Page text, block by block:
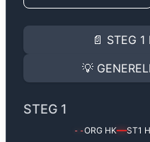
📄 STEG 1
INFORMATION
Steg 1
Effekten ökar från175
(+30 hk & +50 Nm).
Ger mer effekt, högre
Steg 1
💡
✅ All mjukvara är
✅ Felsökning inann
STEG 1
--ORG HK━━ST1